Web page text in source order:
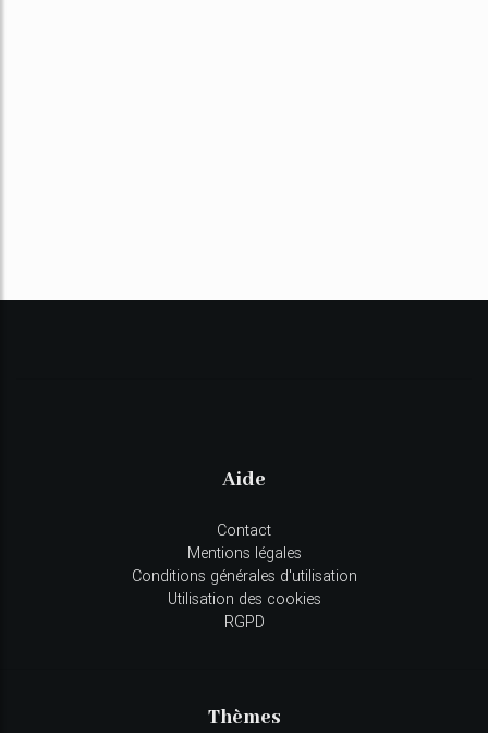
Aide
Contact
Mentions légales
Conditions générales d'utilisation
Utilisation des cookies
RGPD
Thèmes